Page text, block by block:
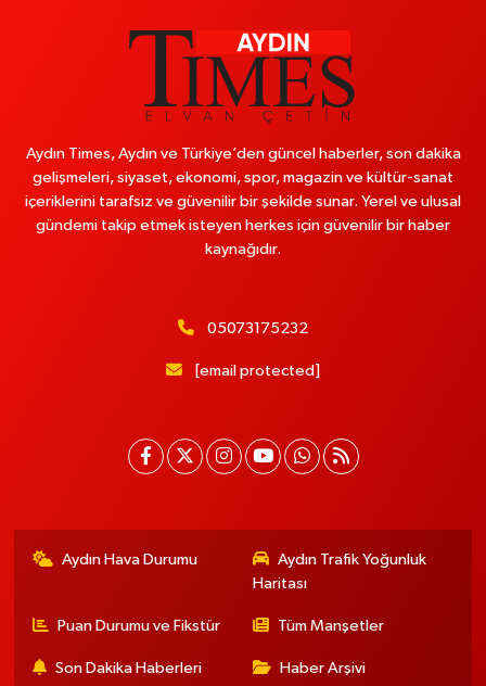
Aydın Times, Aydın ve Türkiye’den güncel haberler, son dakika
gelişmeleri, siyaset, ekonomi, spor, magazin ve kültür-sanat
içeriklerini tarafsız ve güvenilir bir şekilde sunar. Yerel ve ulusal
gündemi takip etmek isteyen herkes için güvenilir bir haber
kaynağıdır.
05073175232
[email protected]
Aydın Hava Durumu
Aydın Trafik Yoğunluk
Haritası
Puan Durumu ve Fikstür Tüm Manşetler
Son Dakika Haberleri Haber Arşivi